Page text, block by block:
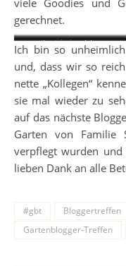
viele Goodies und
gerechnet.
Stephie und Marco
meisterlich-gärtnern.de
Bepflanzen des
Der Workshop von
mit BoQube.
Paprika im Hochbeet
Drio von Gardena.
Ich bin so
und, dass wir so
nette „Kollegen“
sie mal wieder zu
auf das nächste
Garten von Familie
verpflegt wurden und
lieben Dank an alle
#gbt Bloggertreffen
Gartenblogger-Treffen